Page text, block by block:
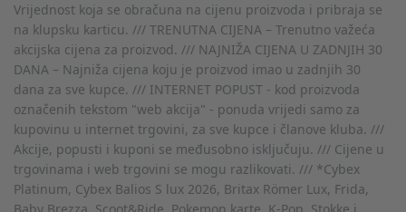
Vrijednost koja se obračuna na cijenu proizvoda i pribraja se
na klupsku karticu. /// TRENUTNA CIJENA – Trenutno važeća
akcijska cijena za proizvod. /// NAJNIŽA CIJENA U ZADNJIH 30
DANA – Najniža cijena koju je proizvod imao u zadnjih 30
dana za sve kupce. /// INTERNET POPUST - kod proizvoda
označenih tekstom "web akcija" - ponuda vrijedi samo za
kupovinu u internet trgovini, za sve kupce i članove kluba. ///
Akcije, popusti i kuponi se međusobno isključuju. /// Cijene u
trgovinama i web trgovini se mogu razlikovati. /// *Cybex
Platinum, Cybex Balios S lux 2026, Britax Römer Lux, Frida,